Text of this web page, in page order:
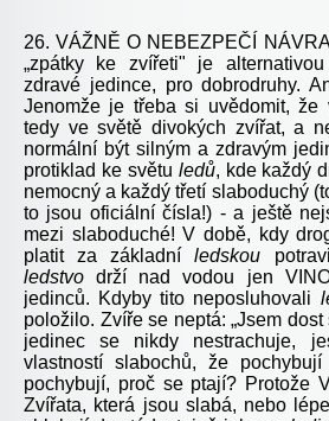
26. VÁŽNĚ O NEBEZPEČÍ
„zpátky ke zvířeti" je
zdravé jedince, pro dobrodruhy.
Jenomže je třeba si uvědomit, že
tedy ve světě divokých zvířat, a
normální být silným a zdravým
protiklad ke světu ledů, kde každý
nemocný a každý třetí slaboduchý
to jsou oficiální čísla!) - a ještě
mezi slaboduché! V době, kdy
platit za základníledskou
ledstvodrží nad vodou jen
jedinců. Kdyby tito neposluhovali
položilo. Zvíře se neptá: „Jsem
jedinec se nikdy nestrachuje,
vlastností slabochů, že
pochybují, proč se ptají? Protože
Zvířata, která jsou slabá, nebo